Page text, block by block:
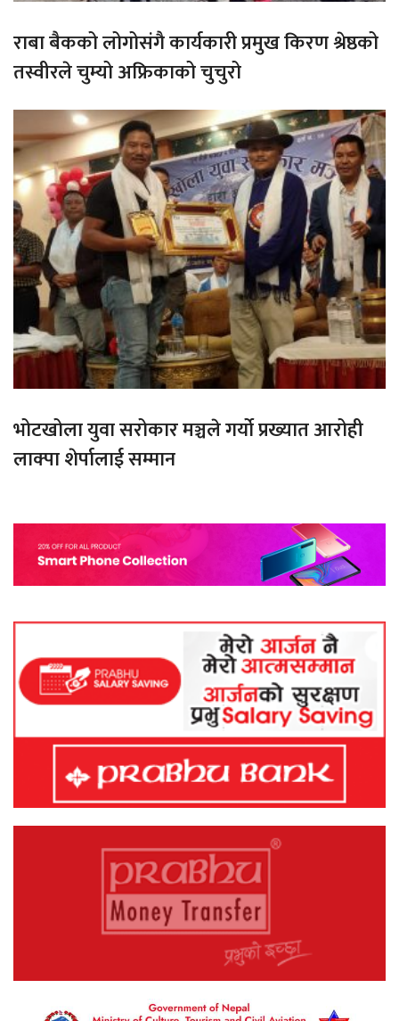
राबा बैकको लोगोसंगै कार्यकारी प्रमुख किरण श्रेष्ठको
तस्वीरले चुम्यो अफ्रिकाको चुचुरो
भोटखोला युवा सरोकार मञ्चले गर्यो प्रख्यात आरोही
लाक्पा शेर्पालाई सम्मान